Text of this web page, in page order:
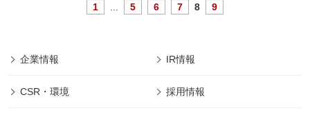
1 5 6 7 8 9
企業情報 IR情報
CSR・環境 採用情報